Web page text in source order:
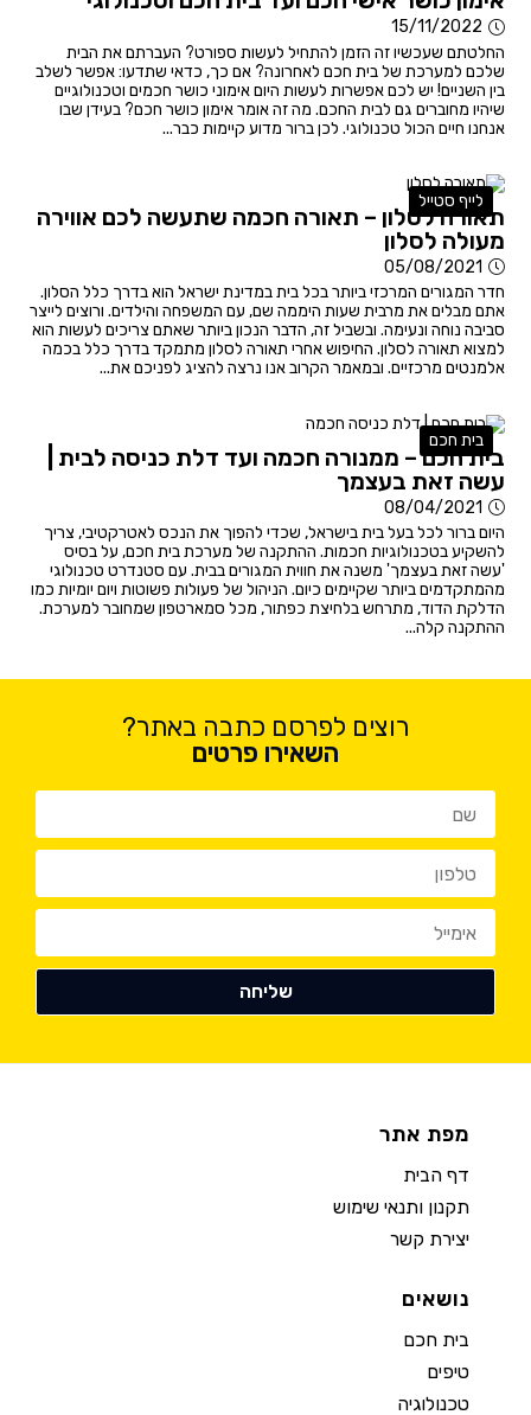
15/11/2022
החלטתם שעכשיו זה הזמן להתחיל לעשות ספורט? העברתם את הבית
שלכם למערכת של בית חכם לאחרונה? אם כך, כדאי שתדעו: אפשר לשלב
בין השניים! יש לכם אפשרות לעשות היום אימוני כושר חכמים וטכנולוגיים
שיהיו מחוברים גם לבית החכם. מה זה אומר אימון כושר חכם? בעידן שבו
אנחנו חיים הכול טכנולוגי. לכן ברור מדוע קיימות כבר...
לייף סטייל
תאורה לסלון – תאורה חכמה שתעשה לכם אווירה
מעולה לסלון
05/08/2021
חדר המגורים המרכזי ביותר בכל בית במדינת ישראל הוא בדרך כלל הסלון.
אתם מבלים את מרבית שעות היממה שם, עם המשפחה והילדים. ורוצים לייצר
סביבה נוחה ונעימה. ובשביל זה, הדבר הנכון ביותר שאתם צריכים לעשות הוא
למצוא תאורה לסלון. החיפוש אחרי תאורה לסלון מתמקד בדרך כלל בכמה
אלמנטים מרכזיים. ובמאמר הקרוב אנו נרצה להציג לפניכם את...
בית חכם
בית חכם – ממנורה חכמה ועד דלת כניסה לבית |
עשה זאת בעצמך
08/04/2021
היום ברור לכל בעל בית בישראל, שכדי להפוך את הנכס לאטרקטיבי, צריך
להשקיע בטכנולוגיות חכמות. ההתקנה של מערכת בית חכם, על בסיס
'עשה זאת בעצמך' משנה את חווית המגורים בבית. עם סטנדרט טכנולוגי
מהמתקדמים ביותר שקיימים כיום. הניהול של פעולות פשוטות ויום יומיות כמו
הדלקת הדוד, מתרחש בלחיצת כפתור, מכל סמארטפון שמחובר למערכת.
ההתקנה קלה...
רוצים לפרסם כתבה באתר?
השאירו פרטים
מפת אתר
דף הבית
תקנון ותנאי שימוש
יצירת קשר
נושאים
בית חכם
טיפים
טכנולוגיה